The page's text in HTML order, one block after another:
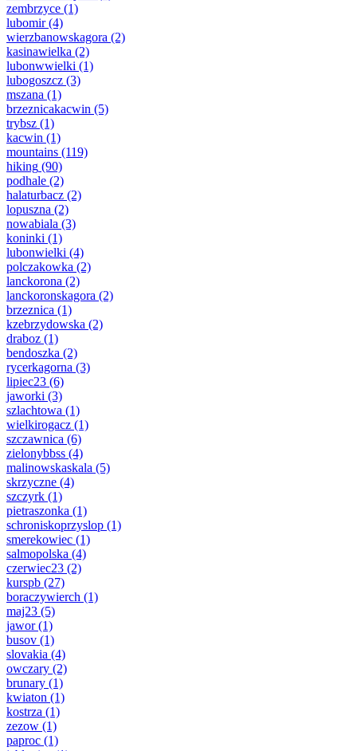
zembrzyce (1)
lubomir(4)
wierzbanowskagora (2)
kasinawielka (2)
lubonwwielki (1)
lubogoszcz (3)
mszana (1)
brzeznicakacwin (5)
trybsz (1)
kacwin (1)
mountains (119)
hiking (90)
podhale (2)
halaturbacz (2)
lopuszna (2)
nowabiala (3)
koninki (1)
lubonwielki (4)
polczakowka (2)
lanckorona (2)
lanckoronskagora (2)
brzeznica (1)
kzebrzydowska (2)
draboz (1)
bendoszka (2)
rycerkagorna (3)
lipiec23 (6)
jaworki (3)
szlachtowa (1)
wielkirogacz (1)
szczawnica (6)
zielonybbss (4)
malinowskaskala (5)
skrzyczne (4)
szczyrk (1)
pietraszonka (1)
schroniskoprzyslop (1)
smerekowiec (1)
salmopolska (4)
czerwiec23 (2)
kurspb (27)
boraczywierch (1)
maj23 (5)
jawor(1)
busov (1)
slovakia (4)
owczary (2)
brunary (1)
kwiaton (1)
kostrza (1)
zezow (1)
paproc (1)